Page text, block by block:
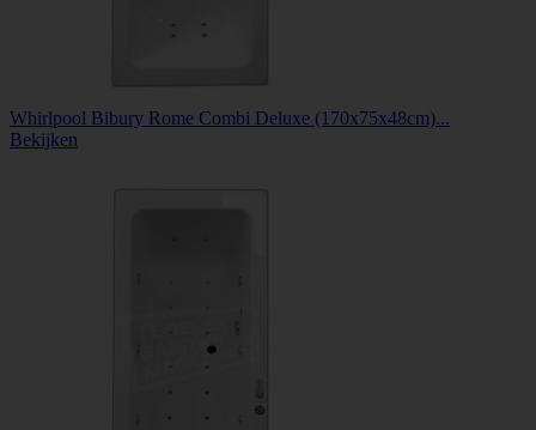
Whirlpool Bibury Rome Combi Deluxe (170x75x48cm)...
Bekijken